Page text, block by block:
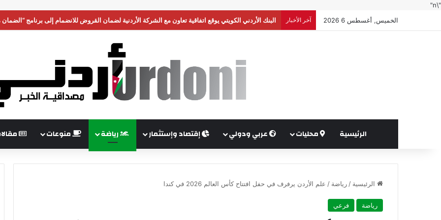
"\n"
الخميس, أغسطس 6 2026
آخر الأخبار البنك الأردني الكويتي يوقع اتفاقية تعاون مع الشركة الأردنية لضمان القروض للانضمام إلى برنامج
الرئيسية محليات عربي ودولي إقتصاد وإستثمار رياضة منوعات
الرئيسية / رياضة / علم الأردن يرفرف في حفل افتتاح كأس العالم 2026 في كندا
رياضة فرعي